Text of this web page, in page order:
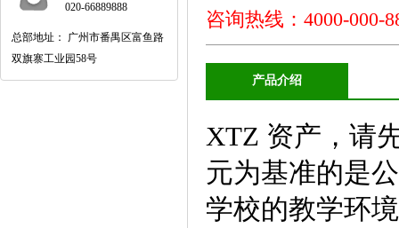
020-66889888
总部地址： 广州市番禺区富鱼路
双旗寨工业园58号
咨询热线：4000-000-
产品介绍
XTZ 资产，请
元为基准的是
学校的教学环